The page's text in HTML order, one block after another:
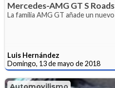
Mercedes-AMG GT S
La familia AMG GT añade un
Luis Hernández
Domingo, 13 de mayo de 2018